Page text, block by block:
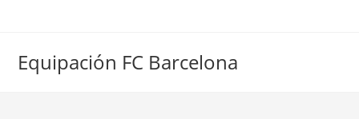
Equipación FC Barcelona